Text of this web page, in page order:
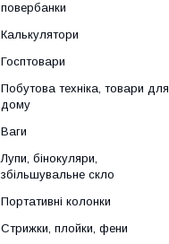
повербанки
Калькулятори
Госптовари
Побутова техніка, товари для
дому
Ваги
Лупи, бінокуляри,
збільшувальне скло
Портативні колонки
Стрижки, плойки, фени